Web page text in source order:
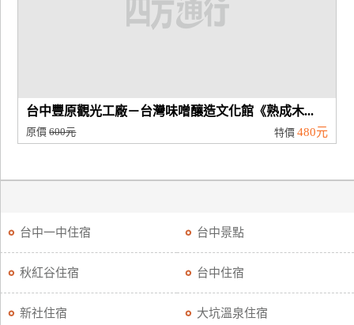
台中豐原觀光工廠－台灣味噌釀造文化館《熟成木...
原價600元 特價 480元
台中一中住宿 台中景點
秋紅谷住宿 台中住宿
新社住宿 大坑溫泉住宿